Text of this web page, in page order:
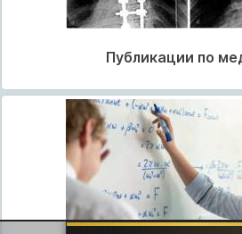
Публикации по